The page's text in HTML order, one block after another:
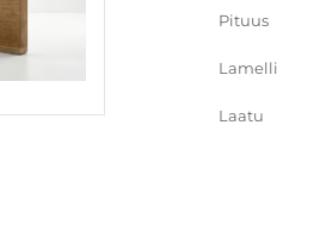
Pituus
Lamelli
Laatu